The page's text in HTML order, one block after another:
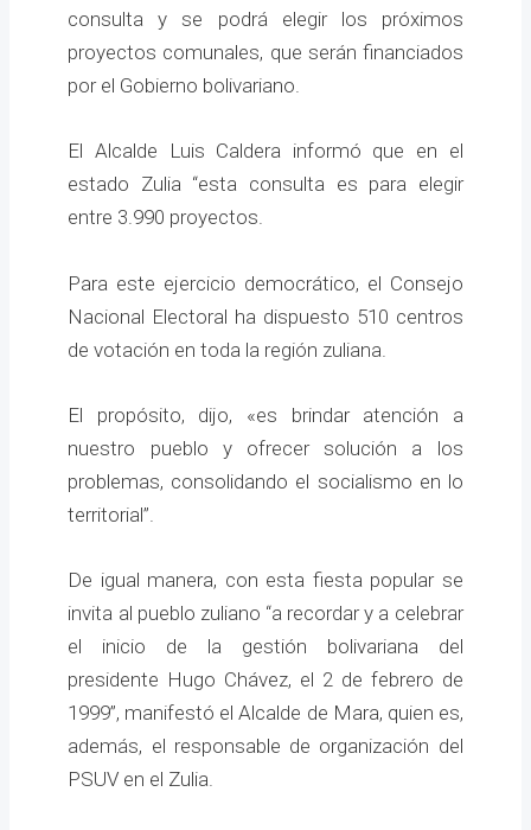
consulta y se podrá elegir los próximos
proyectos comunales, que serán financiados
por el Gobierno bolivariano.
El Alcalde Luis Caldera informó que en el
estado Zulia “esta consulta es para elegir
entre 3.990 proyectos.
Para este ejercicio democrático, el Consejo
Nacional Electoral ha dispuesto 510 centros
de votación en toda la región zuliana.
El propósito, dijo, «es brindar atención a
nuestro pueblo y ofrecer solución a los
problemas, consolidando el socialismo en lo
territorial”.
De igual manera, con esta fiesta popular se
invita al pueblo zuliano “a recordar y a celebrar
el inicio de la gestión bolivariana del
presidente Hugo Chávez, el 2 de febrero de
1999”, manifestó el Alcalde de Mara, quien es,
además, el responsable de organización del
PSUV en el Zulia.